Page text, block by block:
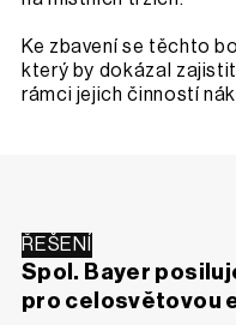
Ke zbavení se těchto
který by dokázal
rámci jejich činností
ŘEŠENÍ
Spol. Bayer
pro celosvětovou